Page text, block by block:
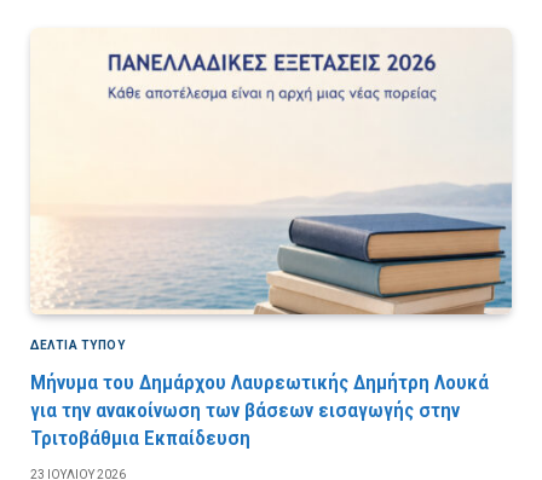
ΔΕΛΤΙΑ ΤΥΠΟΥ
Μήνυμα του Δημάρχου Λαυρεωτικής Δημήτρη Λουκά
για την ανακοίνωση των βάσεων εισαγωγής στην
Τριτοβάθμια Εκπαίδευση
23 ΙΟΥΛΊΟΥ 2026